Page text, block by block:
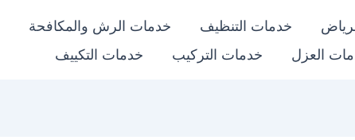
خدمات التنظيف خدمات الرش والمكافحة
العزل خدمات التركيب خدمات التكييف